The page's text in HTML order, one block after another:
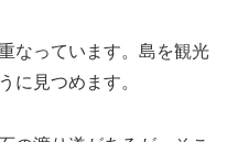
なっています。島を観光
に見つめます。